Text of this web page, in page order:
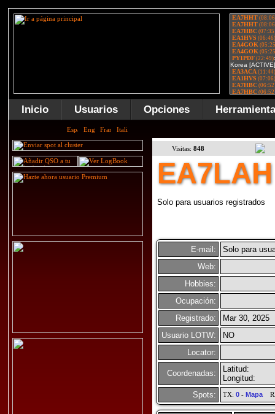
Inicio Usuarios Opciones
Visitas: 848
EA7LAH
Solo para usuarios registrados
E-mail:
Solo para
Web:
Hobbies:
Ocupación:
Registrado:
Mar 30, 2025
Usuario LOTW:
NO
Locator:
Coordenadas:
Latitud:
Longitud:
Spots:
TX: 0- Mapa